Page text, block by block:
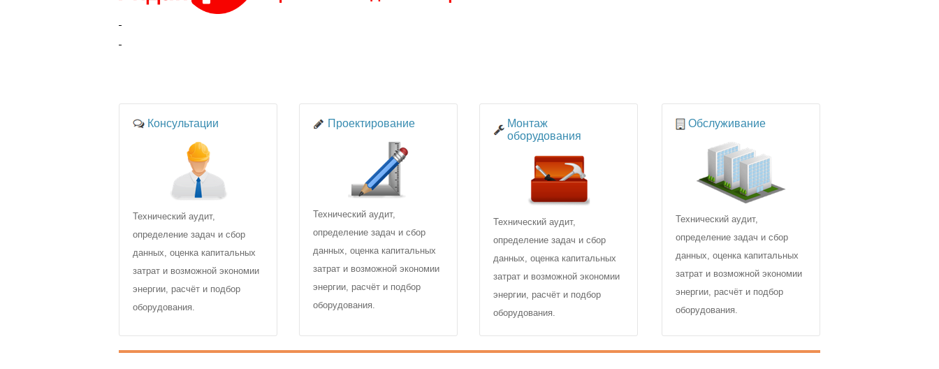
Консультации
Технический аудит,
определение задач и сбор
данных, оценка капитальных
затрат и возможной экономии
энергии, расчёт и подбор
оборудования.
Проектирование
Технический аудит,
определение задач и сбор
данных, оценка капитальных
затрат и возможной экономии
энергии, расчёт и подбор
оборудования.
Монтаж
оборудования
Технический аудит,
определение задач и сбор
данных, оценка капитальных
затрат и возможной экономии
энергии, расчёт и подбор
оборудования.
Обслуживание
Технический аудит,
определение задач и сбор
данных, оценка капитальных
затрат и возможной экономии
энергии, расчёт и подбор
оборудования.